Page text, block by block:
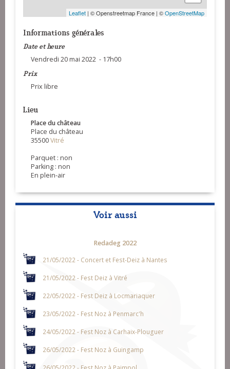
Leaflet | © Openstreetmap France | ©OpenStreetMap
Informations générales
Date et heure
Vendredi 20 mai 2022 - 17h00
Prix
Prix libre
Lieu
Place du château
Place du château
35500Vitré
Parquet : non
Parking : non
En plein-air
Voir aussi
Redadeg 2022
21/05/2022 - Concert et Fest-Deiz à Nantes
21/05/2022 - Fest Deiz à Vitré
22/05/2022 - Fest Deiz à Locmariaquer
23/05/2022 - Fest Noz à Penmarc'h
24/05/2022 - Fest Noz à Carhaix-Plouguer
26/05/2022 - Fest Noz à Guingamp